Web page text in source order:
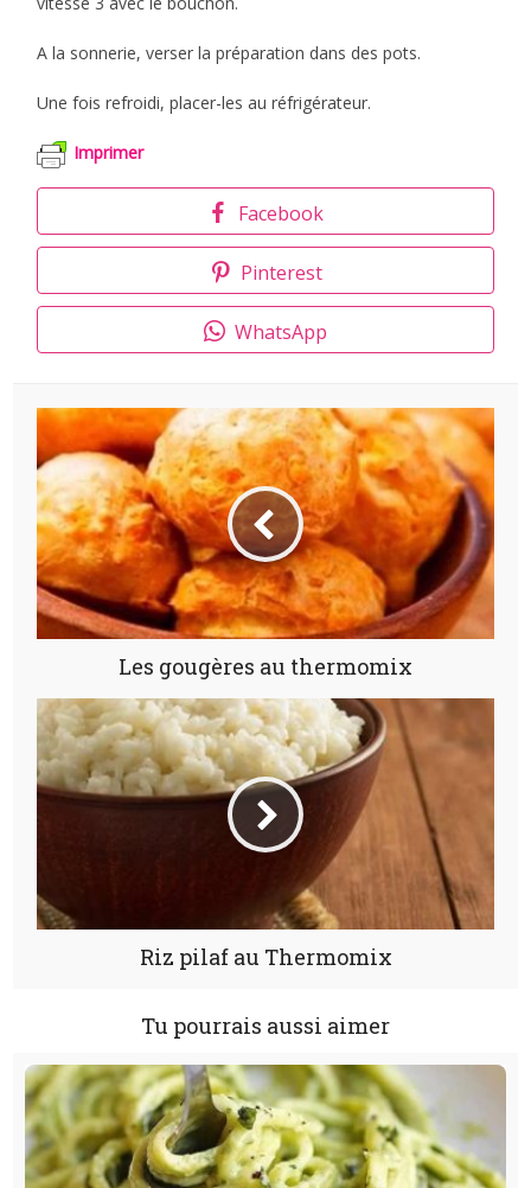
A la sonnerie, verser la préparation dans des pots.
Une fois refroidi, placer-les au réfrigérateur.
Imprimer
Facebook
Pinterest
WhatsApp
Les gougères au thermomix
Riz pilaf au Thermomix
Tu pourrais aussi aimer